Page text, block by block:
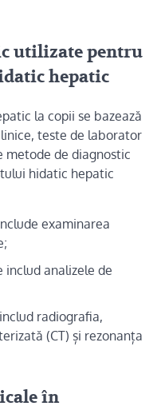
utilizate pentru
hepatic
la copii se bazează
teste de laborator
metode de diagnostic
hidatic hepatic
examinarea
includ analizele de
radiografia,
(CT) și rezonanța
în